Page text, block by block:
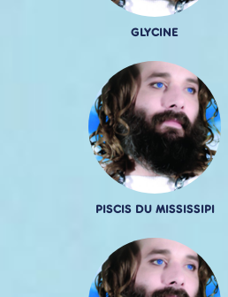
GLYCINE
PISCIS DU MISSISSIPI